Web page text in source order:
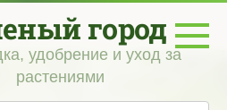
город
удобрение и уход за
растениями